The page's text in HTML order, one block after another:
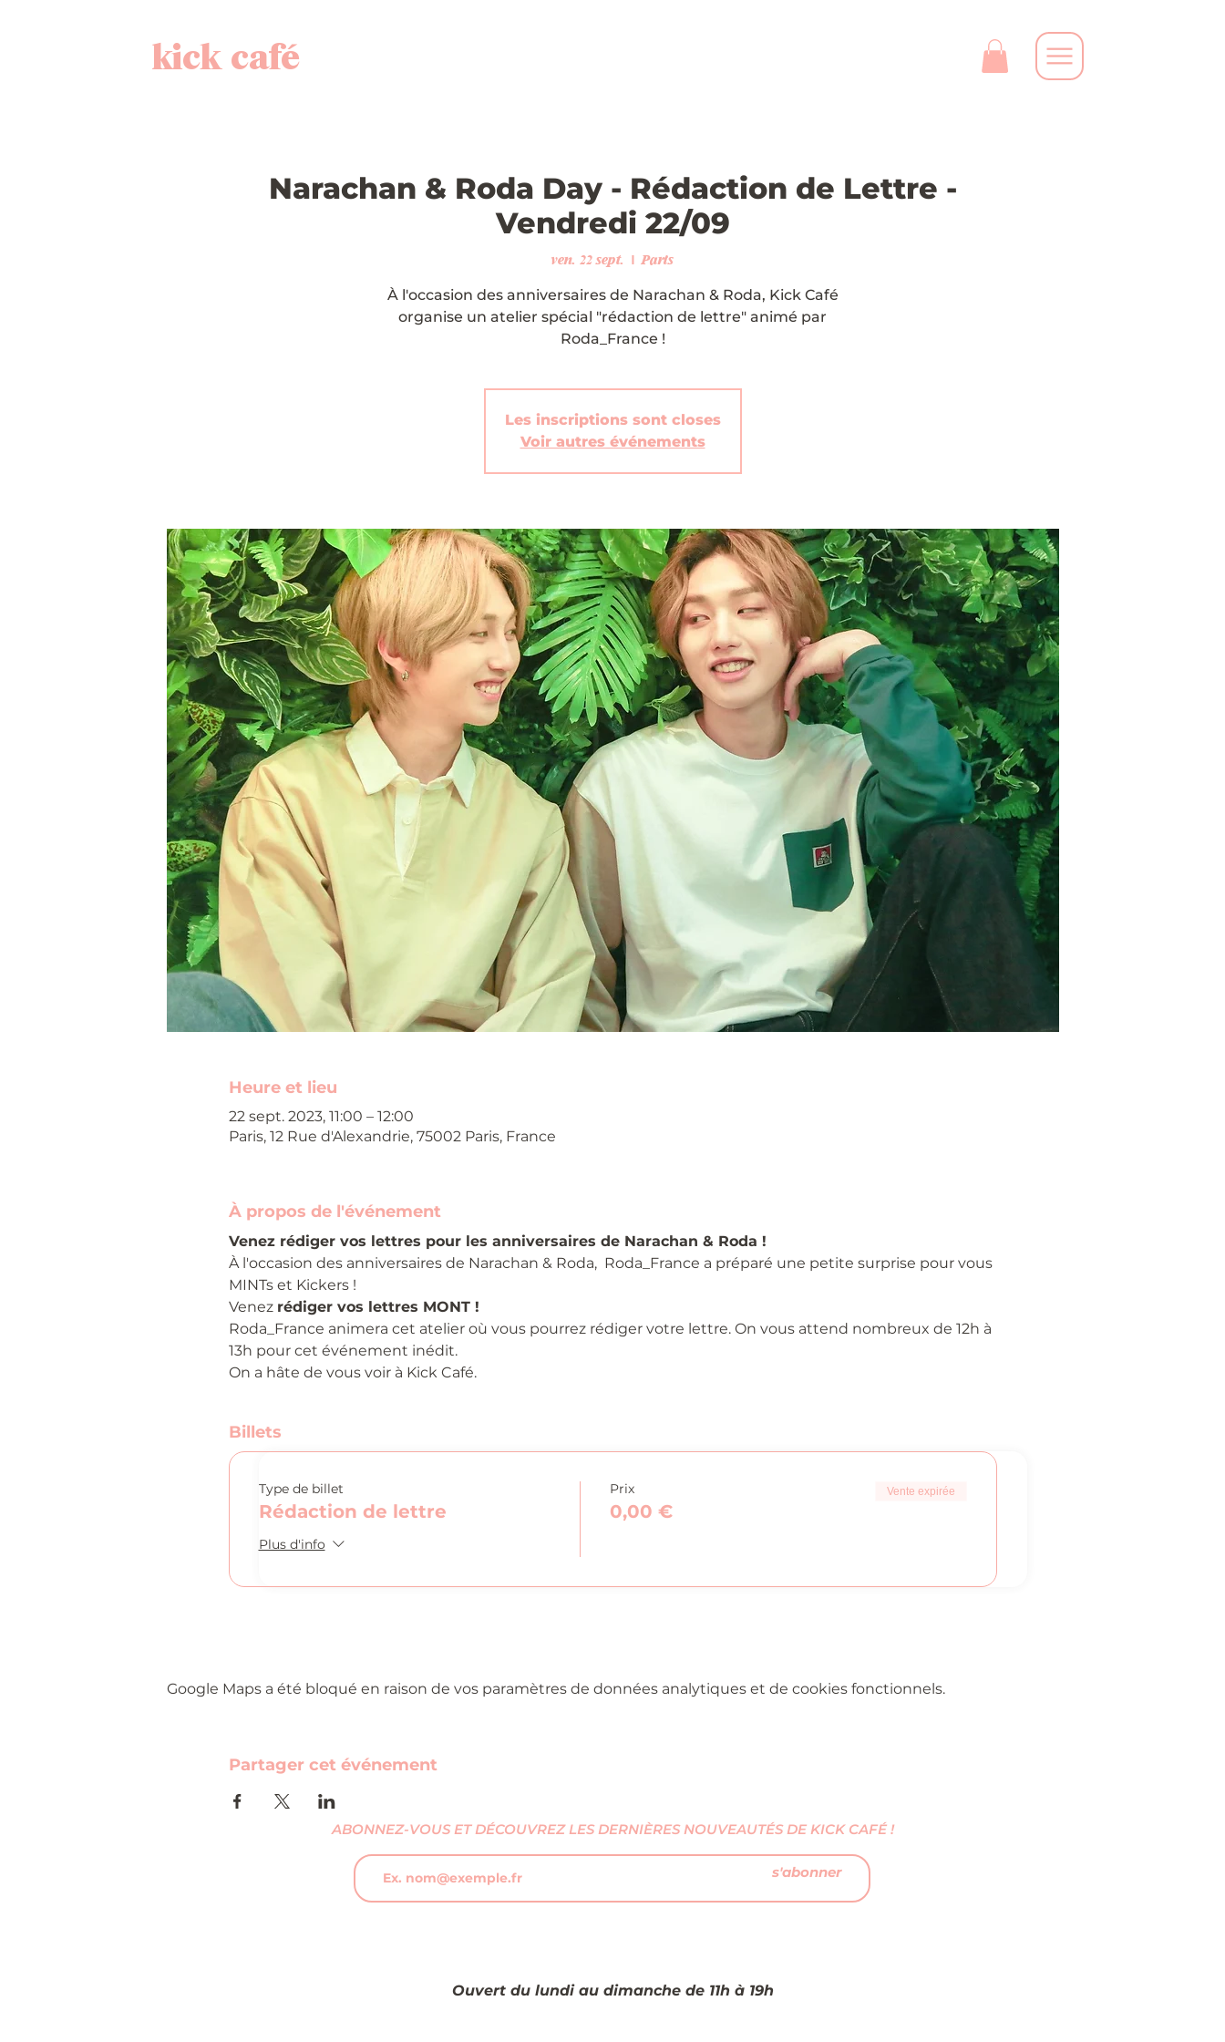
kick café
Narachan & Roda Day - Rédaction de Lettre -
Vendredi 22/09
ven. 22 sept.
  |
Paris
À l'occasion des anniversaires de Narachan & Roda, Kick Café
organise un atelier spécial "rédaction de lettre" animé par
Roda_France !
Les inscriptions sont closes
Voir autres événements
Heure et lieu
22 sept. 2023, 11:00 – 12:00
Paris, 12 Rue d'Alexandrie, 75002 Paris, France
À propos de l'événement
Venez rédiger vos lettres pour les anniversaires de Narachan & Roda !
À l'occasion des anniversaires de Narachan & Roda,  Roda_France a préparé une petite surprise pour vous
MINTs et Kickers !
Venez rédiger vos lettres MONT !
Roda_France animera cet atelier où vous pourrez rédiger votre lettre. On vous attend nombreux de 12h à
13h pour cet événement inédit.
On a hâte de vous voir à Kick Café.
Billets
Type de billet
Rédaction de lettre
Plus d'info
Prix
0,00 €
Vente expirée
Google Maps a été bloqué en raison de vos paramètres de données analytiques et de cookies fonctionnels.
Partager cet événement
ABONNEZ-VOUS ET DÉCOUVREZ LES DERNIÈRES NOUVEAUTÉS DE KICK CAFÉ !
s'abonner
Ouvert du lundi au dimanche de 11h à 19h​